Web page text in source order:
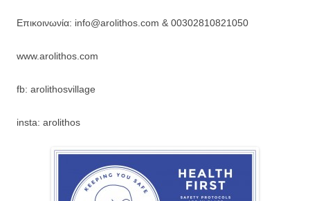
Επικοινωνία: info@arolithos.com & 00302810821050
www.arolithos.com
fb: arolithosvillage
insta: arolithos